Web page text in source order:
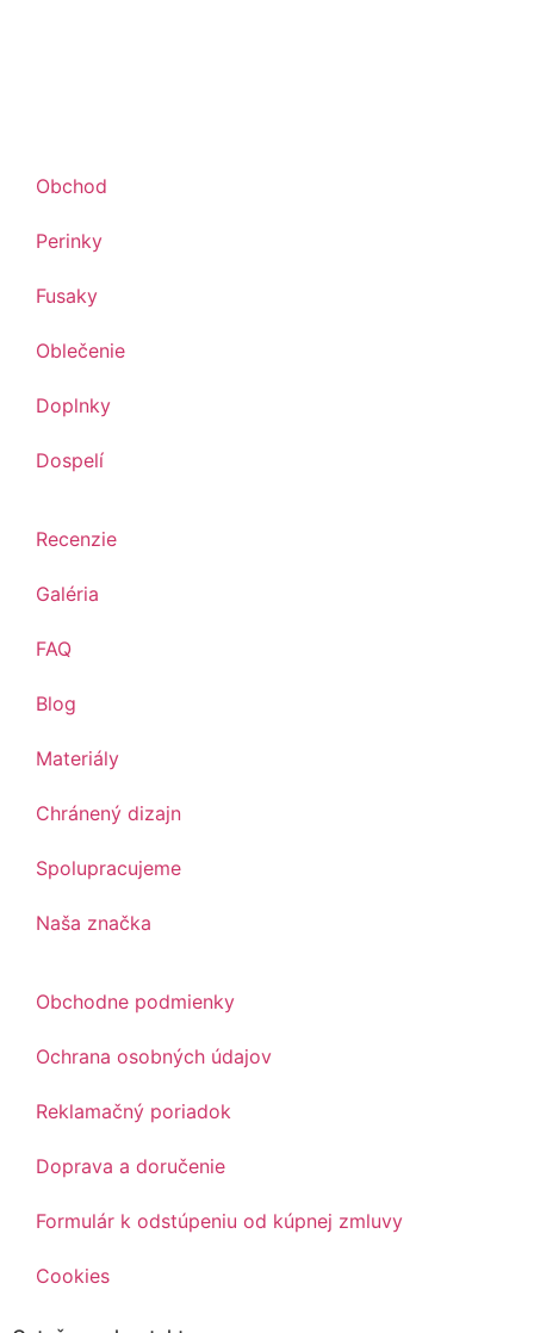
Obchod
Perinky
Fusaky
Oblečenie
Doplnky
Dospelí
Recenzie
Galéria
FAQ
Blog
Materiály
Chránený dizajn
Spolupracujeme
Naša značka
Obchodne podmienky
Ochrana osobných údajov
Reklamačný poriadok
Doprava a doručenie
Formulár k odstúpeniu od kúpnej zmluvy
Cookies